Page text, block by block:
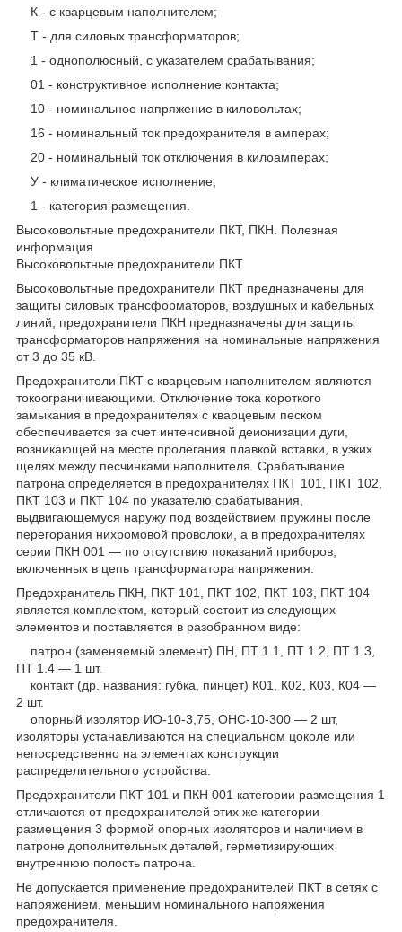
К - с кварцевым наполнителем;
Т - для силовых трансформаторов;
1 - однополюсный, с указателем срабатывания;
01 - конструктивное исполнение контакта;
10 - номинальное напряжение в киловольтах;
16 - номинальный ток предохранителя в амперах;
20 - номинальный ток отключения в килоамперах;
У - климатическое исполнение;
1 - категория размещения.
Высоковольтные предохранители ПКТ, ПКН. Полезная
информация
Высоковольтные предохранители ПКТ
Высоковольтные предохранители ПКТ предназначены для
защиты силовых трансформаторов, воздушных и кабельных
линий, предохранители ПКН предназначены для защиты
трансформаторов напряжения на номинальные напряжения
от 3 до 35 кВ.
Предохранители ПКТ с кварцевым наполнителем являются
токоограничивающими. Отключение тока короткого
замыкания в предохранителях с кварцевым песком
обеспечивается за счет интенсивной деионизации дуги,
возникающей на месте пролегания плавкой вставки, в узких
щелях между песчинками наполнителя. Срабатывание
патрона определяется в предохранителях ПКТ 101, ПКТ 102,
ПКТ 103 и ПКТ 104 по указателю срабатывания,
выдвигающемуся наружу под воздействием пружины после
перегорания нихромовой проволоки, а в предохранителях
серии ПКН 001 — по отсутствию показаний приборов,
включенных в цепь трансформатора напряжения.
Предохранитель ПКН, ПКТ 101, ПКТ 102, ПКТ 103, ПКТ 104
является комплектом, который состоит из следующих
элементов и поставляется в разобранном виде:
патрон (заменяемый элемент) ПН, ПТ 1.1, ПТ 1.2, ПТ 1.3,
ПТ 1.4 — 1 шт.
контакт (др. названия: губка, пинцет) К01, К02, К03, К04 —
2 шт.
опорный изолятор ИО-10-3,75, ОНС-10-300 — 2 шт,
изоляторы устанавливаются на специальном цоколе или
непосредственно на элементах конструкции
распределительного устройства.
Предохранители ПКТ 101 и ПКН 001 категории размещения 1
отличаются от предохранителей этих же категории
размещения 3 формой опорных изоляторов и наличием в
патроне дополнительных деталей, герметизирующих
внутреннюю полость патрона.
Не допускается применение предохранителей ПКТ в сетях с
напряжением, меньшим номинального напряжения
предохранителя.